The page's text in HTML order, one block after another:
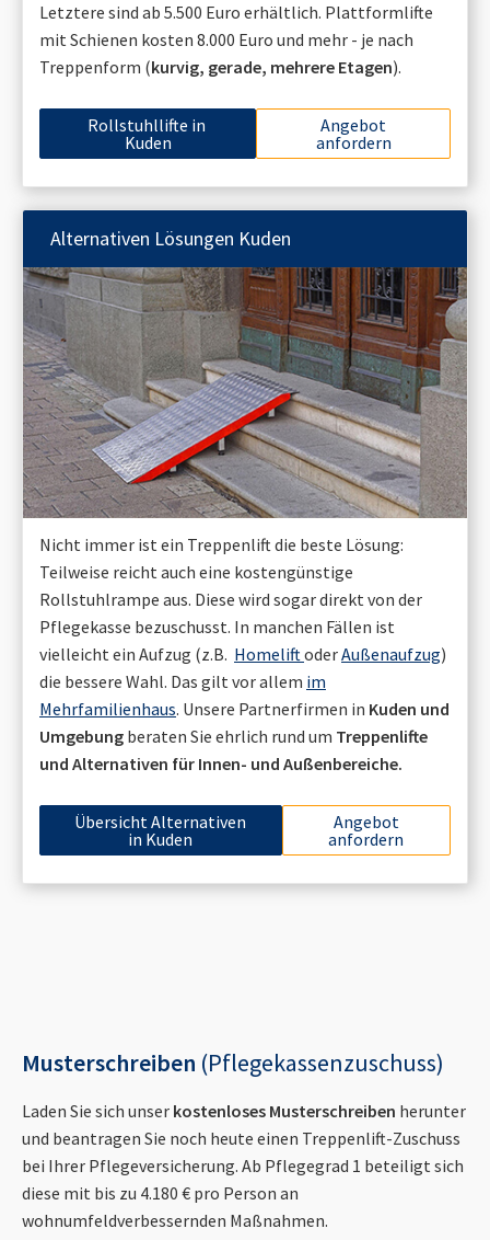
Letztere sind ab 5.500 Euro erhältlich. Plattformlifte
mit Schienen kosten 8.000 Euro und mehr - je nach
Treppenform (kurvig, gerade, mehrere Etagen).
Rollstuhllifte in
Kuden
Angebot
anfordern
Alternativen Lösungen Kuden
Nicht immer ist ein Treppenlift die beste Lösung:
Teilweise reicht auch eine kostengünstige
Rollstuhlrampe aus. Diese wird sogar direkt von der
Pflegekasse bezuschusst. In manchen Fällen ist
vielleicht ein Aufzug (z.B. HomeliftoderAußenaufzug)
die bessere Wahl. Das gilt vor allem im
Mehrfamilienhaus. Unsere Partnerfirmen in Kuden und
Umgebung beraten Sie ehrlich rund um Treppenlifte
und Alternativen für Innen- und Außenbereiche.
Übersicht Alternativen
in Kuden
Angebot
anfordern
Musterschreiben (Pflegekassenzuschuss)
Laden Sie sich unser kostenloses Musterschreiben herunter
und beantragen Sie noch heute einen Treppenlift-Zuschuss
bei Ihrer Pflegeversicherung. Ab Pflegegrad 1 beteiligt sich
diese mit bis zu 4.180 € pro Person an
wohnumfeldverbessernden Maßnahmen.